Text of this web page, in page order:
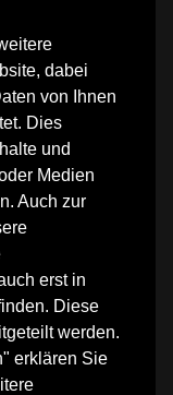
dabei
von Ihnen
Dies
und
Medien
Auch zur
erst in
Diese
werden.
erklären Sie
5
6
19
20
26